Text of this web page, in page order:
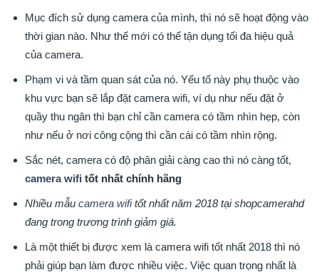
Mục đích sử dụng camera của mình, thì nó sẽ hoạt động vào
thời gian nào. Như thế mới có thể tận dụng tối đa hiệu quả
của camera.
Phạm vi và tầm quan sát của nó. Yếu tố này phụ thuộc vào
khu vực bạn sẽ lắp đặt camera wifi, ví dụ như nếu đặt ở
quầy thu ngân thì bạn chỉ cần camera có tầm nhìn hẹp, còn
như nếu ở nơi công cộng thì cần cái có tầm nhìn rộng.
Sắc nét, camera có độ phân giải càng cao thì nó càng tốt,
camera wifi tốt nhất chính hãng
Nhiều mẫu camera wifitốt nhất năm 2018 tại shopcamerahd
đang trong trương trình giảm giá.
Là một thiết bị được xem là camera wifi tốt nhất 2018 thì nó
phải giúp bạn làm được nhiều việc. Việc quan trọng nhất là